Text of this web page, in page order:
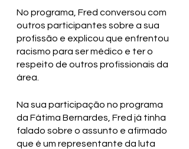
No programa, Fred conversou com
outros participantes sobre a sua
profissão e explicou que enfrentou
racismo para ser médico e ter o
respeito de outros profissionais da
área.
Na sua participação no programa
da Fátima Bernardes, Fred já tinha
falado sobre o assunto e afirmado
que é um representante da luta